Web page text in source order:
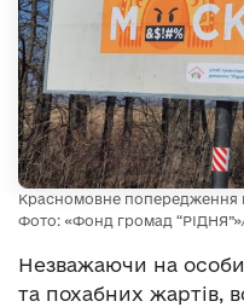
Красномовне попередження
Фото: «Фонд громад
Незважаючи на
та похабних жартів,